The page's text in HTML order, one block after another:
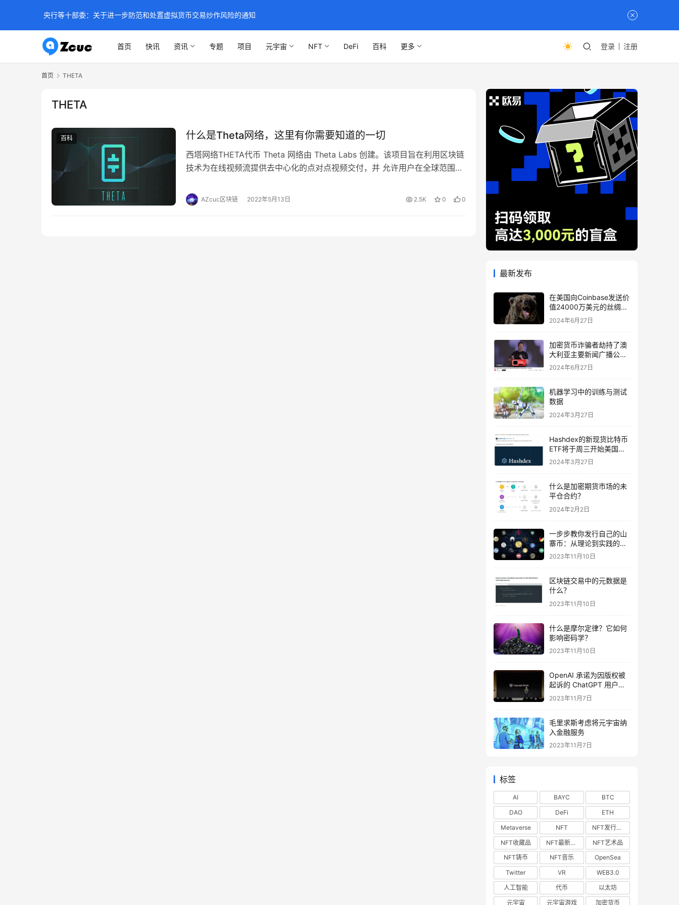
首页 快讯 资讯 专题 项目 元宇宙 NFT DeFi 百科 更多 登录 注册
首页 THETA
THETA
百科 什么是Theta网络，这里有你需要知道的一切
西塔网络THETA代币 Theta 网络由 Theta Labs 创建。该项目旨在利用区块链
技术为在线视频流提供去中心化的点对点视频交付，并 允许用户在全球范围内
行，用户在其中以点对点 (P2P) 的方式共享带宽和计算资源。对于 2019 年第
一季度启动的一个项目，精英系列的旅程显示了…
AZcuc区块链 2022年5月13日 2.5K 0 0
最新发布
在美国向Coinbase发送价
值24000万美元的丝绸之
路相关BTC后，比特币下
2024年6月27日
加密货币诈骗者劫持了澳
大利亚主要新闻广播公司
的 YouTube
2024年6月27日
机器学习中的训练与测试
数据
2024年3月27日
Hashdex的新现货比特币
ETF将于周三开始美国交
易
2024年3月27日
什么是加密期货市场的未
平仓合约？
2024年2月2日
一步步教你发行自己的山
寨币：从理论到实践的完
全指南及波场智能合约示
2023年11月10日
区块链交易中的元数据是
什么？
2023年11月10日
什么是摩尔定律？它如何
影响密码学？
2023年11月10日
OpenAI 承诺为因版权被
起诉的 ChatGPT 用户提
供法律费用
2023年11月7日
毛里求斯考虑将元宇宙纳
入金融服务
2023年11月7日
标签
AI BAYC
BTC
DAO
DeFi
ETH
Metaverse
NFT
NFT发行预告
NFT收藏品
NFT最新空投
NFT艺术品
NFT铸币
NFT音乐
OpenSea
Twitter
VR
WEB3.0
人工智能
代币
以太坊
元宇宙
元宇宙游戏 加密货币
央行等十部委：关于进一步防范和处置虚拟货币交易炒作风险的通知